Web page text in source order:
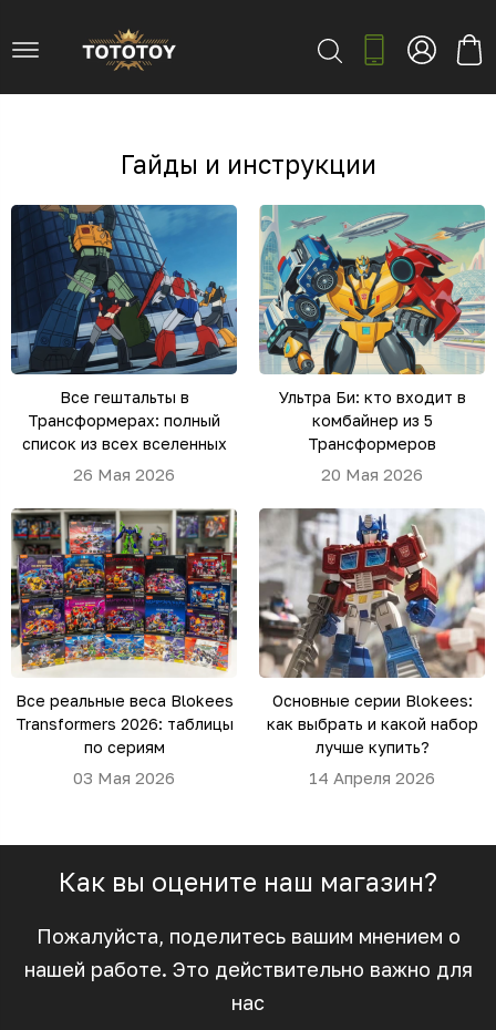
Гайды и инструкции
Все гештальты в
Трансформерах: полный
список из всех вселенных
26 Мая 2026
Ультра Би: кто входит в
комбайнер из 5
Трансформеров
20 Мая 2026
Все реальные веса Blokees
Transformers 2026: таблицы
по сериям
03 Мая 2026
Основные серии Blokees:
как выбрать и какой набор
лучше купить?
14 Апреля 2026
Как вы оцените наш магазин?
Пожалуйста, поделитесь вашим мнением о
нашей работе. Это действительно важно для
нас